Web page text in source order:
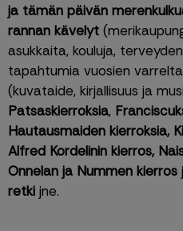
ja tämän päivän
rannan kävelyt
asukkaita, kouluja,
tapahtumia vuosien
Patsaskierroksia,
Hautausmaiden kierroksia,
Alfred Kordelinin kierros,
Onnelan ja Nummen kierros
retki jne.